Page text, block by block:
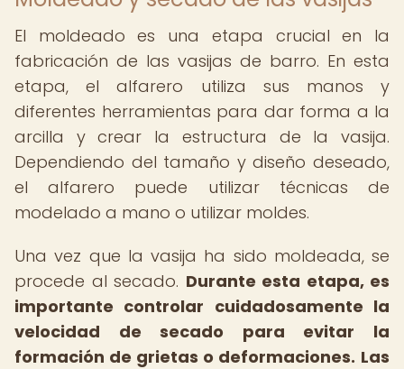
El moldeado es una etapa crucial en la
fabricación de las vasijas de barro. En esta
etapa, el alfarero utiliza sus manos y
diferentes herramientas para dar forma a la
arcilla y crear la estructura de la vasija.
Dependiendo del tamaño y diseño deseado,
el alfarero puede utilizar técnicas de
modelado a mano o utilizar moldes.
Una vez que la vasija ha sido moldeada, se
procede al secado. Durante esta etapa, es
importante controlar cuidadosamente la
velocidad de secado para evitar la
formación de grietas o deformaciones. Las